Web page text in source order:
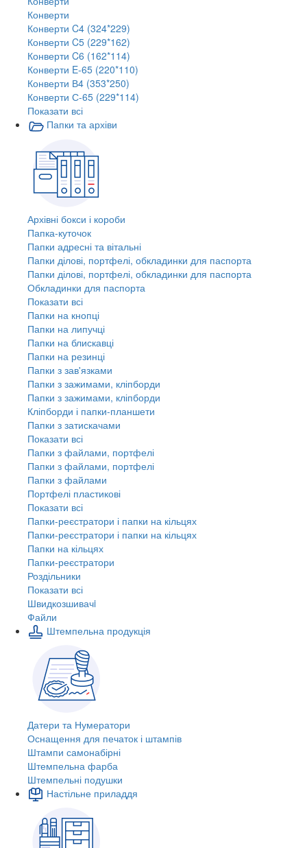
Конверти
Конверти C4 (324*229)
Конверти C5 (229*162)
Конверти C6 (162*114)
Конверти E-65 (220*110)
Конверти В4 (353*250)
Конверти С-65 (229*114)
Показати всі
Папки та архіви
Архівні бокси і короби
Папка-куточок
Папки адресні та вітальні
Папки ділові, портфелі, обкладинки для паспорта
Папки ділові, портфелі, обкладинки для паспорта
Обкладинки для паспорта
Показати всі
Папки на кнопці
Папки на липучці
Папки на блискавці
Папки на резинці
Папки з зав'язками
Папки з зажимами, кліпборди
Папки з зажимами, кліпборди
Кліпборди і папки-планшети
Папки з затискачами
Показати всі
Папки з файлами, портфелі
Папки з файлами, портфелі
Папки з файлами
Портфелі пластикові
Показати всі
Папки-реєстратори і папки на кільцях
Папки-реєстратори і папки на кільцях
Папки на кільцях
Папки-реєстратори
Роздільники
Показати всі
Швидкозшивачi
Файли
Штемпельна продукція
Датери та Нумератори
Оснащення для печаток і штампів
Штампи самонабірні
Штемпельна фарба
Штемпельні подушки
Настільне приладдя